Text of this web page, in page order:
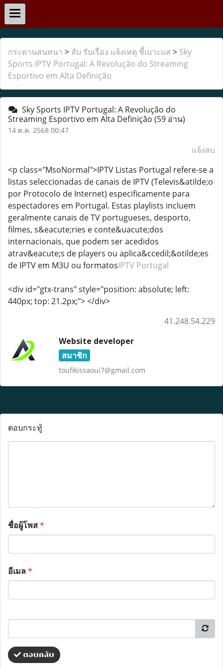
กระดานสนทนา > ลับ รับเรื่อง แจ้งเหตุ ชี้เบาะแส > Sky
Sports IPTV Portugal: A Revolução do Streaming
Esportivo em Alta Definição
Sky Sports IPTV Portugal: A Revolução do
Streaming Esportivo em Alta Definição (59 อ่าน)
14 ต.ค. 2568 00:47
แจ้งลบ
<p class="MsoNormal">IPTV Listas Portugal refere-se a
listas seleccionadas de canais de IPTV (Televis&atilde;o
por Protocolo de Internet) especificamente para
espectadores em Portugal. Estas playlists incluem
geralmente canais de TV portugueses, desporto,
filmes, s&eacute;ries e conte&uacute;dos
internacionais, que podem ser acedidos
atrav&eacute;s de players ou aplica&ccedil;&otilde;es
de IPTV em M3U ou formatosIPTV Portugal
<div id="gtx-trans" style="position: absolute; left:
440px; top: 21.2px;"> </div>
41.248.54.229
Website developer
สมาชิก
toufikissaoui7@gmail.com
ตอบกระทู้
ชื่อผู้โพส*
อีเมล*
ตอบกลับ